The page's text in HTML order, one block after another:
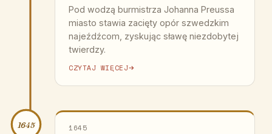
Pod wodzą burmistrza Johanna Preussa
miasto stawia zacięty opór szwedzkim
najeźdźcom, zyskując sławę niezdobytej
twierdzy.
CZYTAJ WIĘCEJ
1645 1645